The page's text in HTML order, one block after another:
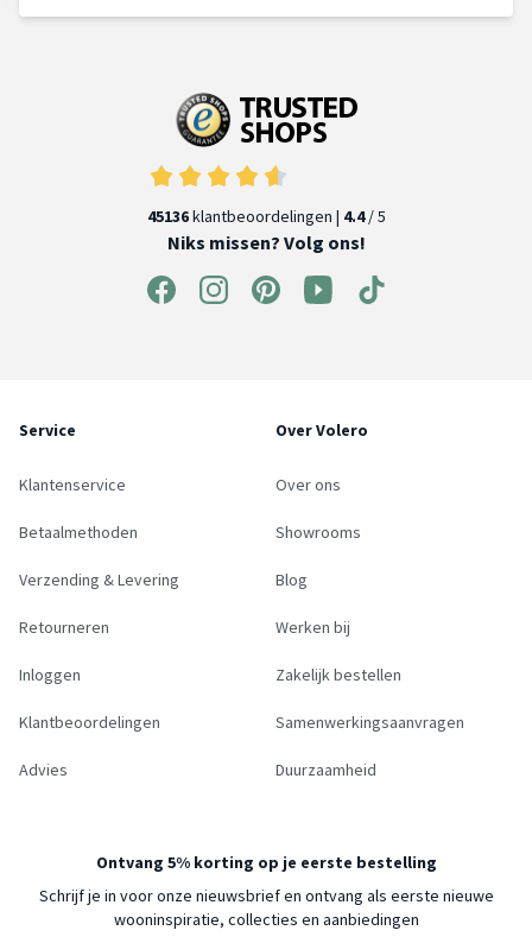
45136klantbeoordelingen | 4.4/ 5
Niks missen? Volg ons!
Service
Klantenservice
Betaalmethoden
Verzending & Levering
Retourneren
Inloggen
Klantbeoordelingen
Advies
Over Volero
Over ons
Showrooms
Blog
Werken bij
Zakelijk bestellen
Samenwerkingsaanvragen
Duurzaamheid
Ontvang 5% korting op je eerste bestelling
Schrijf je in voor onze nieuwsbrief en ontvang als eerste nieuwe
wooninspiratie, collecties en aanbiedingen